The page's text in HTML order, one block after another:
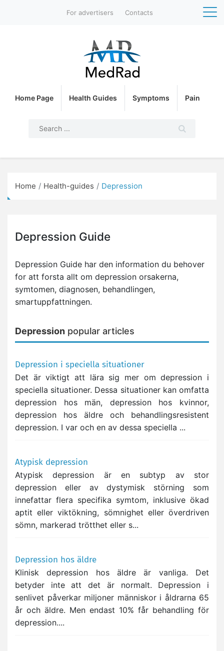
For advertisers Contacts
Home Page Health Guides Symptoms Pain
Home Health-guides Depression
Depression Guide
Depression Guide har den information du behover
for att forsta allt om depression orsakerna,
symtomen, diagnosen, behandlingen,
smartuppfattningen.
Depression popular articles
Depression i speciella situationer
Det är viktigt att lära sig mer om depression i
speciella situationer. Dessa situationer kan omfatta
depression hos män, depression hos kvinnor,
depression hos äldre och behandlingsresistent
depression. I var och en av dessa speciella ...
Atypisk depression
Atypisk depression är en subtyp av stor
depression eller av dystymisk störning som
innefattar flera specifika symtom, inklusive ökad
aptit eller viktökning, sömnighet eller överdriven
sömn, markerad trötthet eller s...
Depression hos äldre
Klinisk depression hos äldre är vanliga. Det
betyder inte att det är normalt. Depression i
senlivet påverkar miljoner människor i åldrarna 65
år och äldre. Men endast 10% får behandling för
depression....